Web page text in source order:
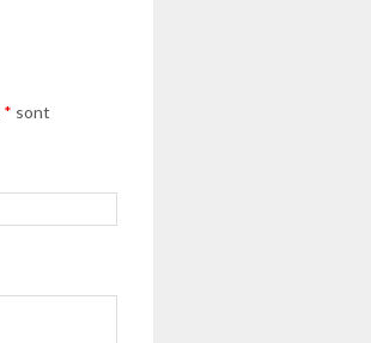
* sont